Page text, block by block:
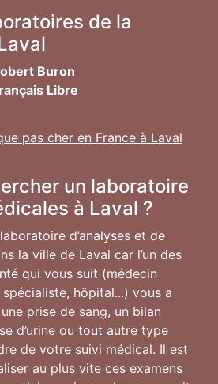
de la
Buron
Libre
pas cher en France à Laval
un laboratoire
à Laval ?
d’analyses et de
la ville de Laval car l’un des
qui vous suit (médecin
hôpital...) vous a
prise de sang, un bilan
d’urine ou tout autre type
de votre suivi médical. Il est
au plus vite ces examens